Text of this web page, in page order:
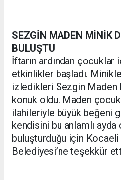
SEZGİN MADEN MİNİK
BULUŞTU
İftarın ardından çocuklar
etkinlikler başladı.
izledikleri Sezgin Maden
konuk oldu. Maden
ilahileriyle büyük beğeni
kendisini bu anlamlı
buluşturduğu için Kocaeli
Belediyesi’ne teşekkür